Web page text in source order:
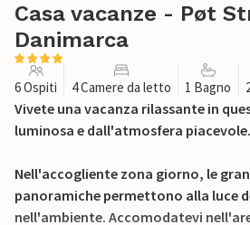
Casa vacanze - Pøt
Danimarca
6 Ospiti 4 Camere da letto 1 Bagno
Vivete una vacanza rilassante in
luminosa e dall'atmosfera piacevole.
Nell'accogliente zona giorno, le
panoramiche permettono alla luce
nell'ambiente. Accomodatevi